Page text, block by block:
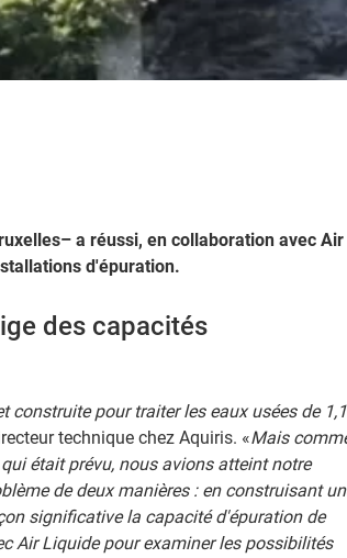
a réussi, en collaboration avec Air
d'épuration.
des capacités
construite pour traiter les eaux usées de 1,1
technique chez Aquiris. «Mais
était prévu, nous avions atteint notre
de deux manières : en construisant
significative la capacité d'épuration de
Air Liquide pour examiner les possibilités